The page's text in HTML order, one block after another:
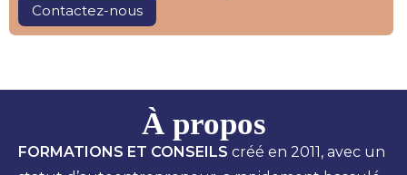
Contactez-nous
À propos
FORMATIONS ET CONSEILS créé en 2011, avec un